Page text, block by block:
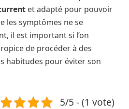
et adapté pour pouvoir
les symptômes ne se
il est important si l’on
de procéder à des
habitudes pour éviter son
5/5 - (1 vote)